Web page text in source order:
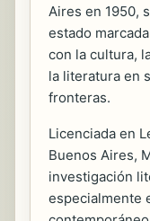
Aires en 1950,
estado
con la cultura,
la literatura en
fronteras.
Licenciada en
Buenos Aires,
investigación
especialmente